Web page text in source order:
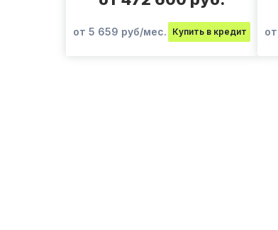
от 5 659 руб/мес. Купить в кредит